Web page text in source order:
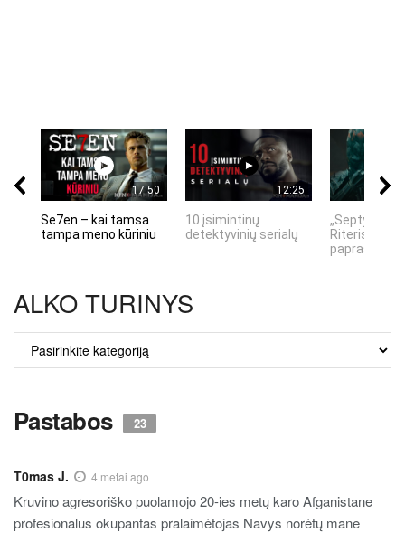
17:50
Se7en – kai tamsa
tampa meno kūriniu
12:25
10 įsimintinų
detektyvinių serialų
„Septynių
Riteris" – kai
ALKO TURINYS
TURINYS
Pastabos 23
T0mas J. 4 metai ago
Kruvino agresoriško puolamojo 20-ies metų karo Afganistane
profesionalus okupantas pralaimėtojas Navys norėtų mane